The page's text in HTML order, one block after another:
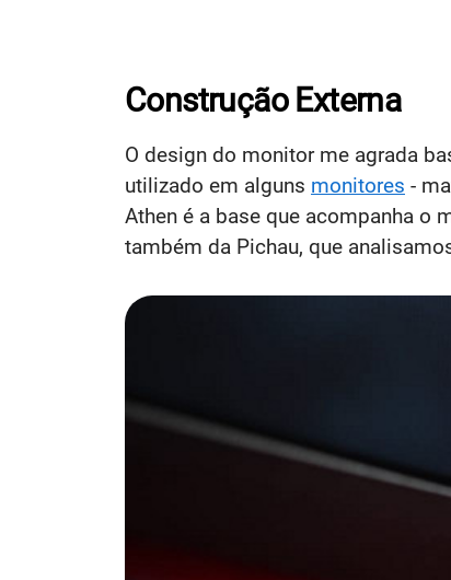
Construção Externa
O design do monitor me agrada
utilizado em alguns monitores -
Athen é a base que acompanha o
também da Pichau, que